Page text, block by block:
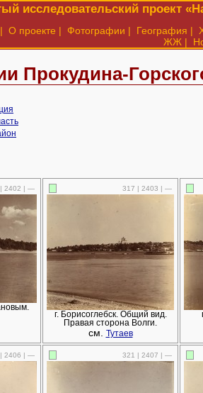
исследовательский проект
| О проекте | Фотографии | География |
ЖЖ |
Прокудина-
2402 | — 317 | 2403 | —
г. Борисоглебск. Общий вид.
Правая сторона Волги.
см. Тутаев
2406 | — 321 | 2407 | —